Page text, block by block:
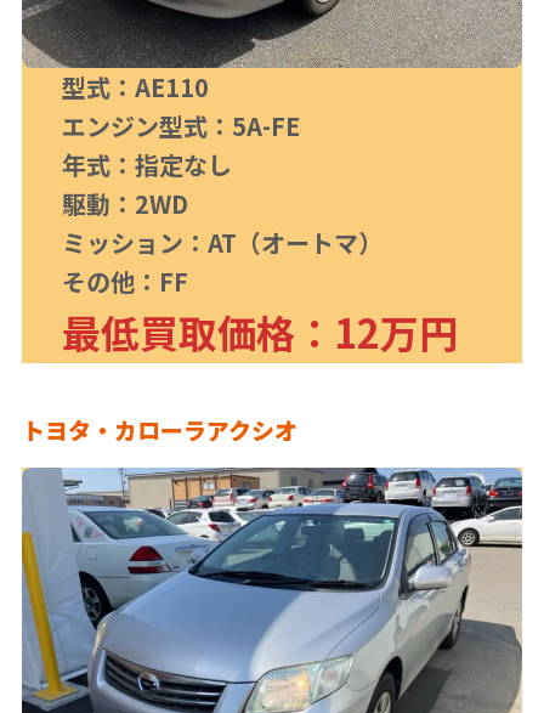
型式：AE110
エンジン型式：5A-FE
年式：指定なし
駆動：2WD
ミッション：AT（オートマ）
その他：FF
最低買取価格：12万円
トヨタ・カローラアクシオ